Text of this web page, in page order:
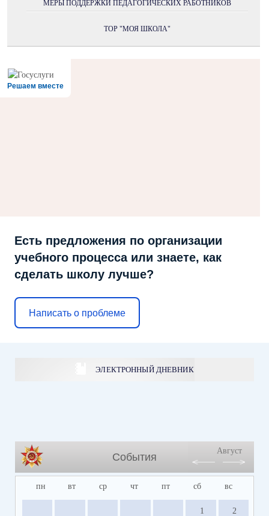
МЕРЫ ПОДДЕРЖКИ ПЕДАГОГИЧЕСКИХ РАБОТНИКОВ
ТОР "МОЯ ШКОЛА"
Решаем вместе
Есть предложения по организации
учебного процесса или знаете, как
сделать школу лучше?
Написать о проблеме
ЭЛЕКТРОННЫЙ ДНЕВНИК
События
Август
пн вт ср чт пт сб вс
1 2